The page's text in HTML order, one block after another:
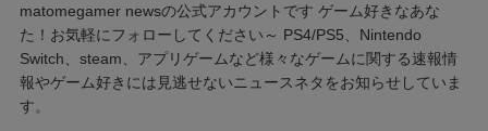
matomegamer newsの公式アカウントです ゲーム好きなあな
た！お気軽にフォローしてください～ PS4/PS5、Nintendo
Switch、steam、アプリゲームなど様々なゲームに関する速報情
報やゲーム好きには見逃せないニュースネタをお知らせしていま
す。